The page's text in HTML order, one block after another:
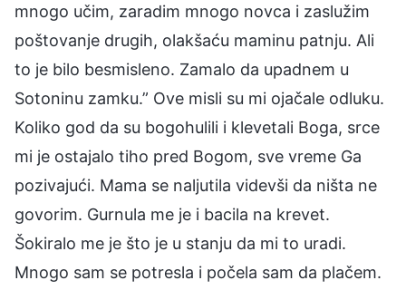
mnogo učim, zaradim mnogo novca i zaslužim
poštovanje drugih, olakšaću maminu patnju. Ali
to je bilo besmisleno. Zamalo da upadnem u
Sotoninu zamku.” Ove misli su mi ojačale odluku.
Koliko god da su bogohulili i klevetali Boga, srce
mi je ostajalo tiho pred Bogom, sve vreme Ga
pozivajući. Mama se naljutila videvši da ništa ne
govorim. Gurnula me je i bacila na krevet.
Šokiralo me je što je u stanju da mi to uradi.
Mnogo sam se potresla i počela sam da plačem.